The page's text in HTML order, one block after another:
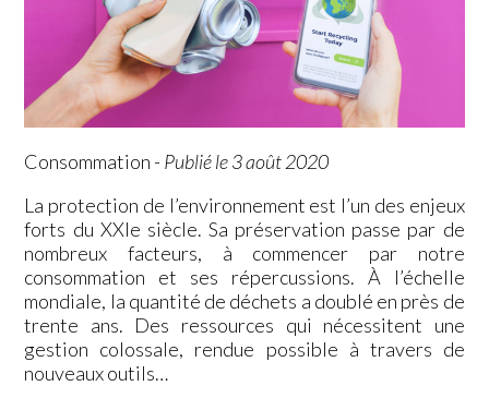
Consommation - Publié le 3 août 2020
La protection de l’environnement est l’un des enjeux
forts du XXIe siècle. Sa préservation passe par de
nombreux facteurs, à commencer par notre
consommation et ses répercussions. À l’échelle
mondiale, la quantité de déchets a doublé en près de
trente ans. Des ressources qui nécessitent une
gestion colossale, rendue possible à travers de
nouveaux outils…